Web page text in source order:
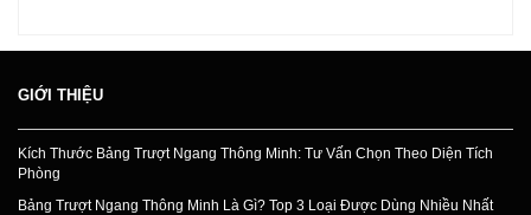
GIỚI THIỆU
Kích Thước Bảng Trượt Ngang Thông Minh: Tư Vấn Chọn Theo Diện Tích
Phòng
Bảng Trượt Ngang Thông Minh Là Gì? Top 3 Loại Được Dùng Nhiều Nhất